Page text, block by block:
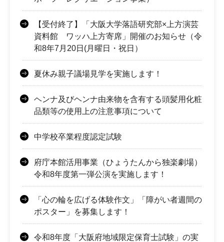
【受付終了】「大阪大学落語研究部×上方演芸
資料館 ワッハ上方寄席」開催のお知らせ（令
和8年7月20日(月曜日・祝日）
夏休み親子議場見学を実施します！
ヘンナ及びヘンナ由来物を含有する頭髪用化粧
品類等の使用上の注意事項について
中学校卒業程度認定試験
府庁本館活用事業（ひょうたんから独楽劇場）
令和8年度第一弾公演を実施します！
「心の輪を広げる体験作文」「障がい者週間の
ポスター」を募集します！
令和8年度「大阪府地域限定保育士試験」の実